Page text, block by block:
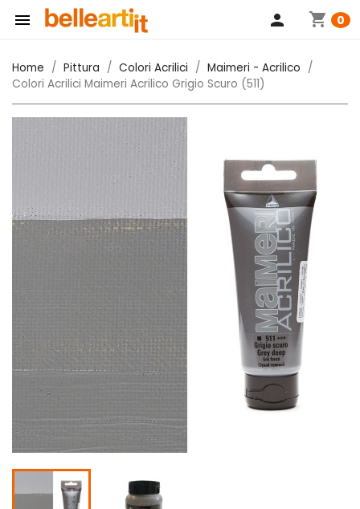
 shopping_cart 0
person
Home Pittura Colori Acrilici
Maimeri - Acrilico
Colori Acrilici Maimeri Acrilico Grigio Scuro (511)